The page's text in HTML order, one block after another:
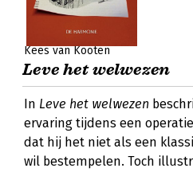
Kees van Kooten
Leve het welwezen
In Leve het welwezen
ervaring tijdens een
dat hij het niet als een
wil bestempelen. Toch